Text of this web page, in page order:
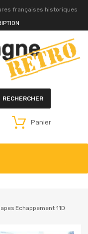
françaises historiques
RECHERCHER
Panier
Echappement 11D